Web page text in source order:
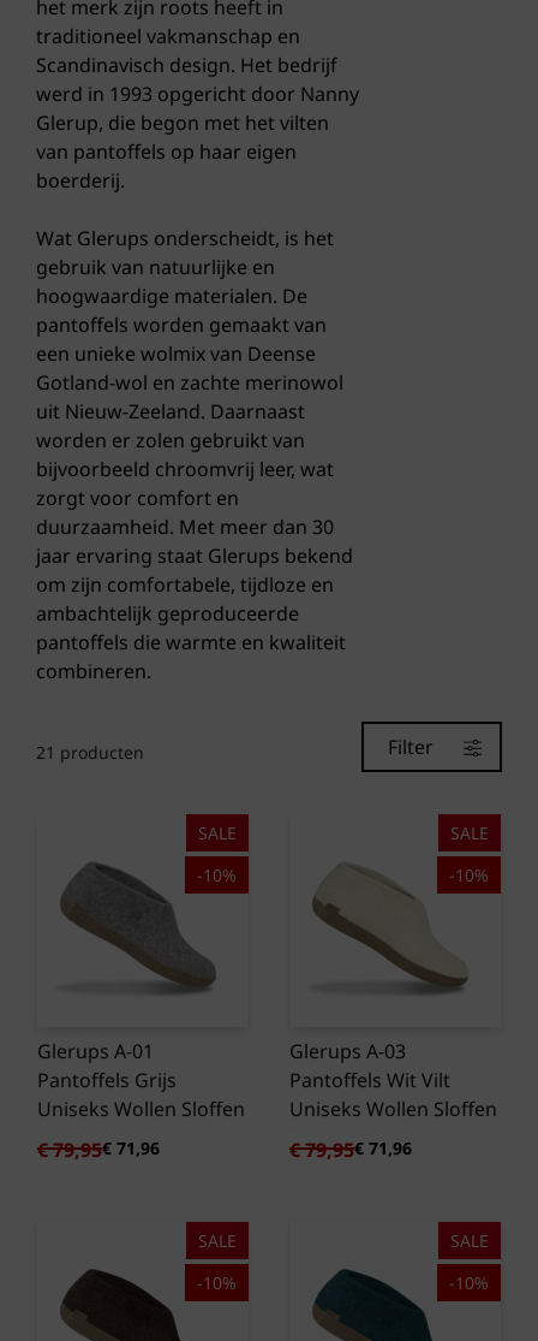
het merk zijn roots heeft in
traditioneel vakmanschap en
Scandinavisch design. Het bedrijf
werd in 1993 opgericht door Nanny
Glerup, die begon met het vilten
van pantoffels op haar eigen
boerderij.
Wat Glerups onderscheidt, is het
gebruik van natuurlijke en
hoogwaardige materialen. De
pantoffels worden gemaakt van
een unieke wolmix van Deense
Gotland-wol en zachte merinowol
uit Nieuw-Zeeland. Daarnaast
worden er zolen gebruikt van
bijvoorbeeld chroomvrij leer, wat
zorgt voor comfort en
duurzaamheid. Met meer dan 30
jaar ervaring staat Glerups bekend
om zijn comfortabele, tijdloze en
ambachtelijk geproduceerde
pantoffels die warmte en kwaliteit
combineren.
Filter
21 producten
SALE
-10%
Glerups A-01
Pantoffels Grijs
Uniseks Wollen Sloffen
€79,95
Oorspronkelijke
€ 71,96
Huidige
SALE
-10%
Glerups A-03
Pantoffels Wit Vilt
Uniseks Wollen Sloffen
€79,95
Oorspronkelijke
€71,96
Huidige
SALE
-10%
SALE
-10%